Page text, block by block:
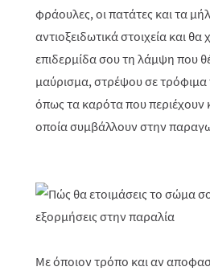
φράουλες, οι πατάτες και τα
αντιοξειδωτικά στοιχεία και
επιδερμίδα σου τη λάμψη που
μαύρισμα, στρέψου σε τρόφιμα
όπως τα καρότα που περιέχουν
οποία συμβάλλουν στην
Με όποιον τρόπο και αν